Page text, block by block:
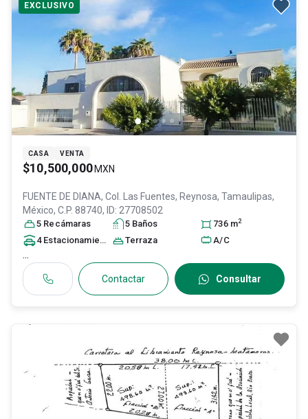
EXCLUSIVO
CASA VENTA
$10,500,000 MXN
FUENTE DE DIANA, Col. Las Fuentes, Reynosa, Tamaulipas,
México, C.P. 88740, ID: 27708502
5 Recámaras 5 Baños 736 m2
4 Estacionamiento s Terraza A/C
...
Contactar Consultar